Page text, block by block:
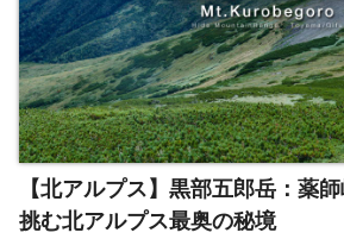
【北アルプス】黒部五郎岳：薬
挑む北アルプス最奥の秘境